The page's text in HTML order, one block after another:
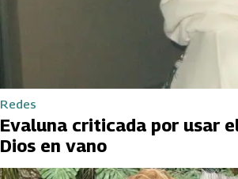
Redes
Evaluna criticada por usar
Dios en vano